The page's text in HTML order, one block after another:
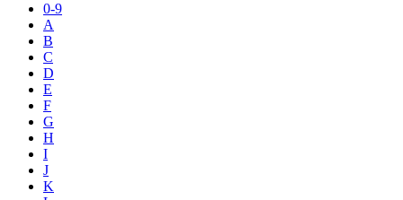
0-9
A
B
C
D
E
F
G
H
I
J
K